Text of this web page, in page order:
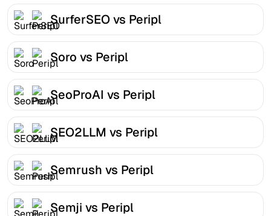
SurferSEO vs Peripl
Soro vs Peripl
SeoProAI vs Peripl
SEO2LLM vs Peripl
Semrush vs Peripl
Semji vs Peripl